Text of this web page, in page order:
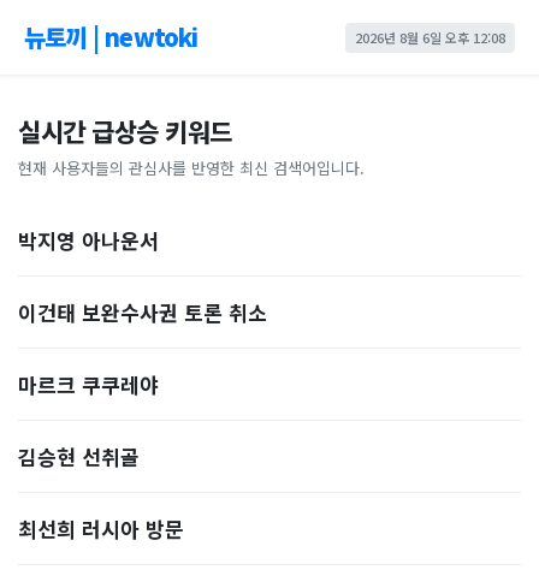
뉴토끼 | newtoki 2026년 8월 6일 오후 12:08
실시간 급상승 키워드
현재 사용자들의 관심사를 반영한 최신 검색어입니다.
박지영 아나운서
이건태 보완수사권 토론 취소
마르크 쿠쿠레야
김승현 선취골
최선희 러시아 방문